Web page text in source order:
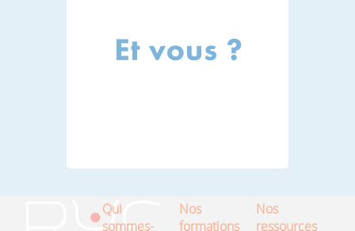
Qui
sommes-
Nos
formations
Nos
ressources